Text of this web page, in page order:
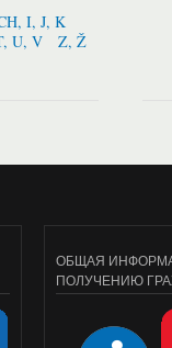
I, J, K
U, V Z, Ž
ОБЩАЯ
ПОЛУЧЕНИЮ